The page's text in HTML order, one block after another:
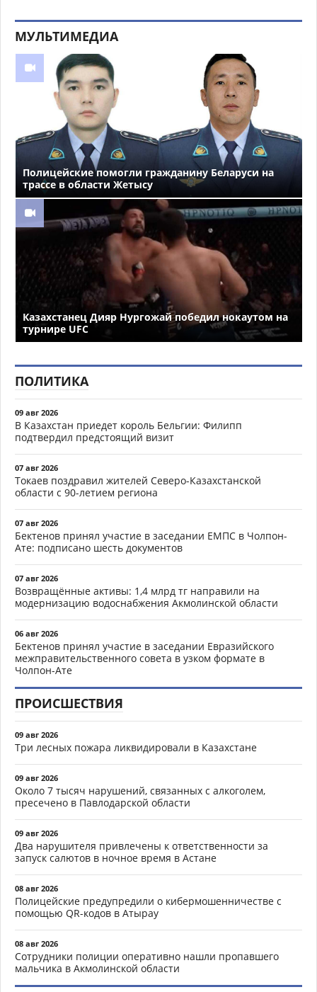
МУЛЬТИМЕДИА
Полицейские помогли гражданину Беларуси на
трассе в области Жетысу
Казахстанец Дияр Нургожай победил нокаутом на
турнире UFC
ПОЛИТИКА
09 авг 2026
В Казахстан приедет король Бельгии: Филипп
подтвердил предстоящий визит
07 авг 2026
Токаев поздравил жителей Северо-Казахстанской
области с 90-летием региона
07 авг 2026
Бектенов принял участие в заседании ЕМПС в Чолпон-
Ате: подписано шесть документов
07 авг 2026
Возвращённые активы: 1,4 млрд тг направили на
модернизацию водоснабжения Акмолинской области
06 авг 2026
Бектенов принял участие в заседании Евразийского
межправительственного совета в узком формате в
Чолпон-Ате
ПРОИСШЕСТВИЯ
09 авг 2026
Три лесных пожара ликвидировали в Казахстане
09 авг 2026
Около 7 тысяч нарушений, связанных с алкоголем,
пресечено в Павлодарской области
09 авг 2026
Два нарушителя привлечены к ответственности за
запуск салютов в ночное время в Астане
08 авг 2026
Полицейские предупредили о кибермошенничестве с
помощью QR-кодов в Атырау
08 авг 2026
Сотрудники полиции оперативно нашли пропавшего
мальчика в Акмолинской области